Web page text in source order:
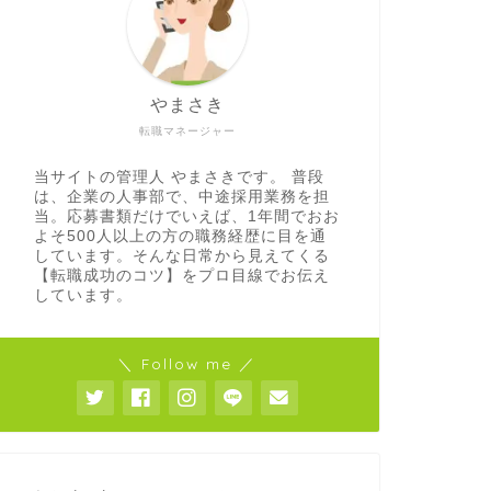
転職マネージャー
やまさき
当サイトの管理人 やまさきです。 普段
は、企業の人事部で、中途採用業務を担
当。応募書類だけでいえば、1年間でおお
よそ500人以上の方の職務経歴に目を通
しています。そんな日常から見えてくる
【転職成功のコツ】をプロ目線でお伝え
しています。
＼ Follow me ／